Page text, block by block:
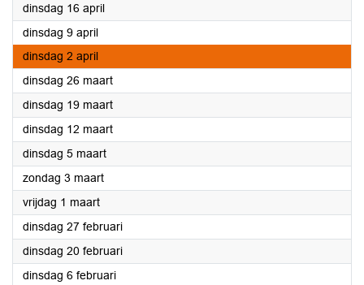
dinsdag 16 april2024
dinsdag 9 april2024
dinsdag 2 april2024
dinsdag 26 maart2024
dinsdag 19 maart2024
dinsdag 12 maart2024
dinsdag 5 maart2024
zondag 3 maart2024
vrijdag 1 maart2024
dinsdag 27 februari2024
dinsdag 20 februari2024
dinsdag 6 februari2024